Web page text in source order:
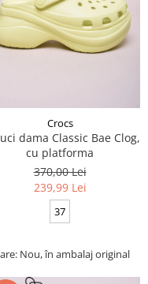
Crocs
dama Classic Bae Clog,
cu platforma
370,00 Lei
239,99 Lei
37
Nou, în ambalaj original